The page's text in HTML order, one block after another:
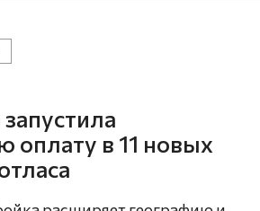
оплату в 11 новых